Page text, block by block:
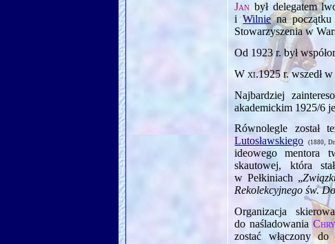
Jan był delegatem
iWilniena początku
Stowarzyszenia w
Od 1923 r. był
Wxi.1925r. wszedł
Najbardziej
akademickim 1925/6
Równolegle został
Lutosławskiego
(1880,
ideowego mentora
skautowej, która
w Pełkiniach „
Rekolekcyjnego św.
Organizacja
do naśladowania
zostać włączony